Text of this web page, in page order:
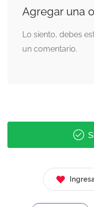
Agregar una
Lo siento, debes
un comentario.